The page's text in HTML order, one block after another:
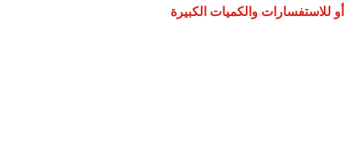
أو للاستفسارات والكميات الكبيرة